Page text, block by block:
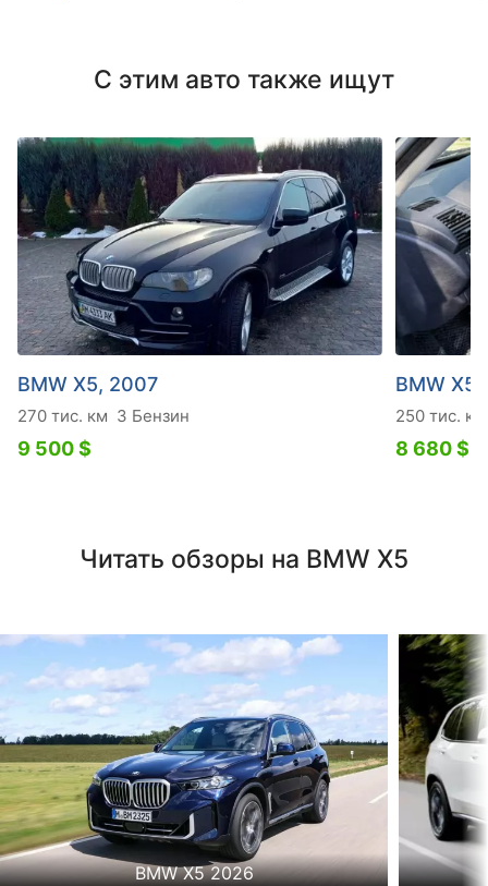
С этим авто также ищут
BMW X5, 2007
270 тис. км 3 Бензин
9 500 $
BMW
250 тис. км
8 680 $
Читать обзоры на BMW X5
BMW X5 2026